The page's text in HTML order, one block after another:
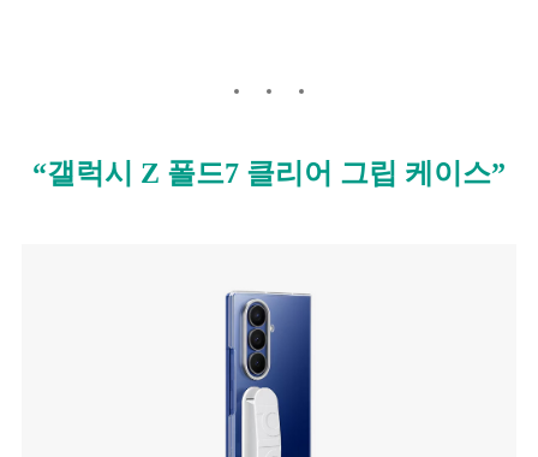
“갤럭시 Z 폴드7 클리어 그립 케이스”